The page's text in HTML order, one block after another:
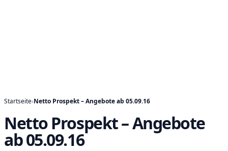
Startseite›Netto Prospekt – Angebote ab 05.09.16
Netto Prospekt – Angebote
ab 05.09.16